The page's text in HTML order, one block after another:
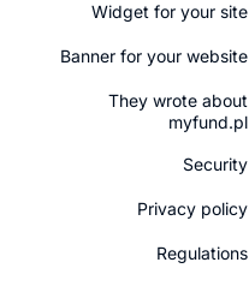
Widget for your site
Banner for your website
They wrote about
myfund.pl
Security
Privacy policy
Regulations